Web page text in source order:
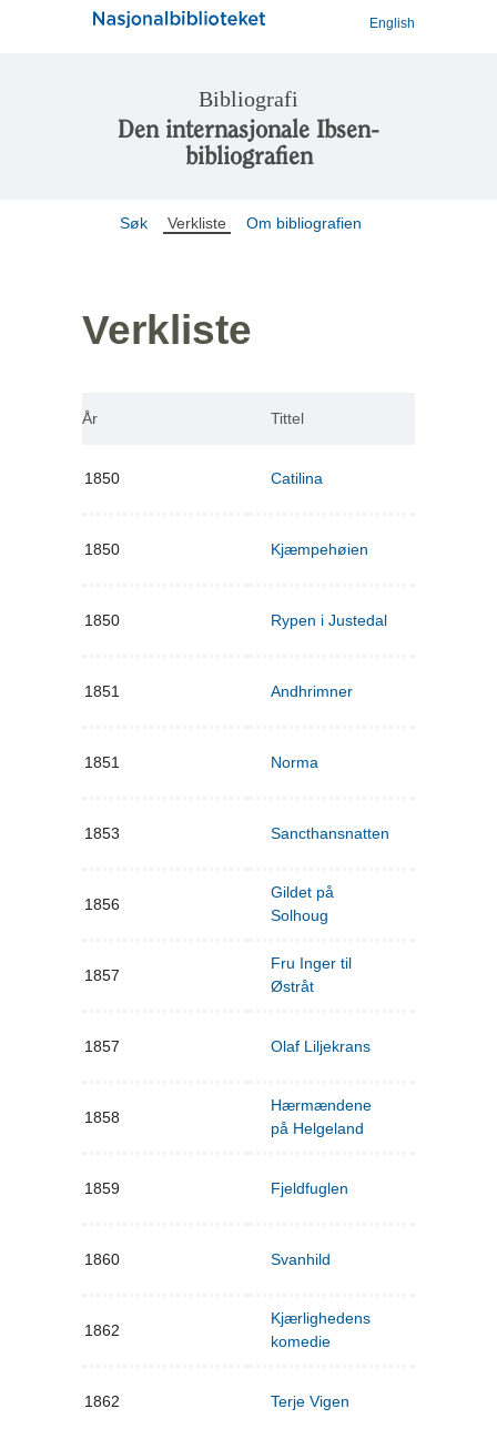
English
Bibliografi
Den internasjonale Ibsen-
bibliografien
Søk Verkliste Om bibliografien
Verkliste
År Tittel
1850 Catilina
1850 Kjæmpehøien
1850 Rypen i Justedal
1851 Andhrimner
1851 Norma
1853 Sancthansnatten
1856
Gildet på
Solhoug
1857
Fru Inger til
Østråt
1857 Olaf Liljekrans
1858
Hærmændene
på Helgeland
1859 Fjeldfuglen
1860 Svanhild
1862
Kjærlighedens
komedie
1862 Terje Vigen